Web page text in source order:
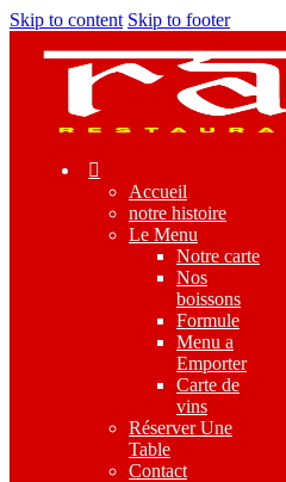
Skip to content Skip to footer
Accueil
notre histoire
Le Menu
Notre carte
Nos
boissons
Formule
Menu a
Emporter
Carte de
vins
Réserver Une
Table
Contact